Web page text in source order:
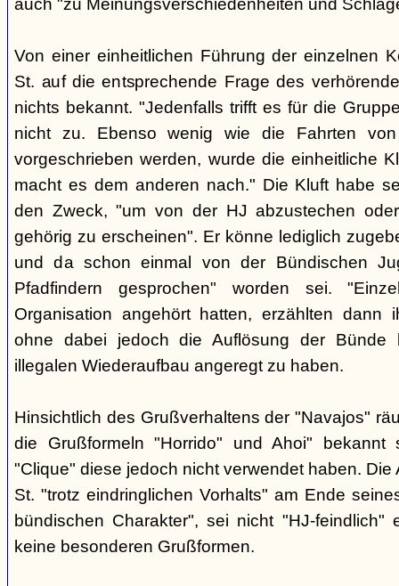
auch "zu Meinungsverschiedenheiten und
Von einer einheitlichen Führung der einzelnen
St. auf die entsprechende Frage des
nichts bekannt. "Jedenfalls trifft es für die
nicht zu. Ebenso wenig wie die Fahrten
vorgeschrieben werden, wurde die einheitliche
macht es dem anderen nach." Die Kluft habe
den Zweck, "um von der HJ abzustechen
gehörig zu erscheinen". Er könne lediglich
und da schon einmal von der Bündischen
Pfadfindern gesprochen" worden sei.
Organisation angehört hatten, erzählten dann
ohne dabei jedoch die Auflösung der Bünde
illegalen Wiederaufbau angeregt zu haben.
Hinsichtlich des Grußverhaltens der "Navajos"
die Grußformeln "Horrido" und Ahoi" bekannt
"Clique" diese jedoch nicht verwendet haben. Die
St. "trotz eindringlichen Vorhalts" am Ende
bündischen Charakter", sei nicht "HJ-feindlich"
keine besonderen Grußformen.